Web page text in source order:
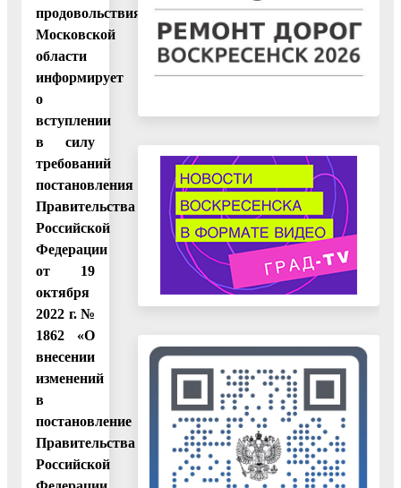
продовольствия
Московской
области
информирует
о
вступлении
в силу
требований
постановления
Правительства
Российской
Федерации
от 19
октября
2022 г. №
1862 «О
внесении
изменений
в
постановление
Правительства
Российской